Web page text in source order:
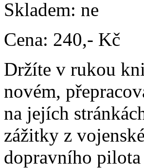
Skladem: ne
Cena: 240,- Kč
Držíte v rukou
novém,
na jejích
zážitky z
dopravního